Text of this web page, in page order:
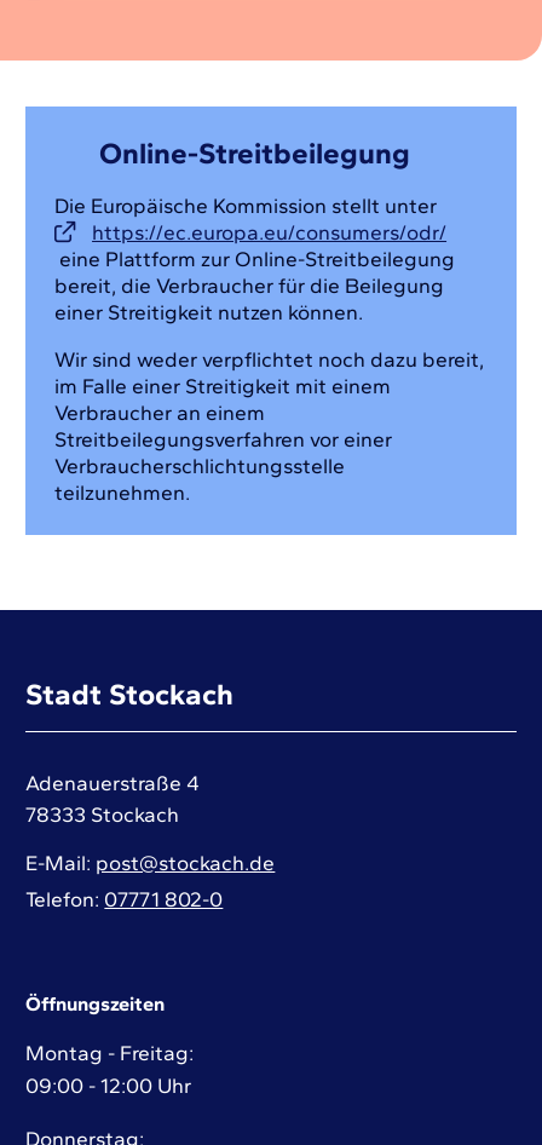
Online-Streitbeilegung
Die Europäische Kommission stellt unter
https://ec.europa.eu/consumers/odr/
eine Plattform zur Online-Streitbeilegung
bereit, die Verbraucher für die Beilegung
einer Streitigkeit nutzen können.
Wir sind weder verpflichtet noch dazu bereit,
im Falle einer Streitigkeit mit einem
Verbraucher an einem
Streitbeilegungsverfahren vor einer
Verbraucherschlichtungsstelle
teilzunehmen.
Stadt Stockach
Adenauerstraße 4
78333 Stockach
E-Mail post@stockach.de
Telefon 07771 802-0
Öffnungszeiten
Montag - Freitag:
09:00 - 12:00 Uhr
Donnerstag: